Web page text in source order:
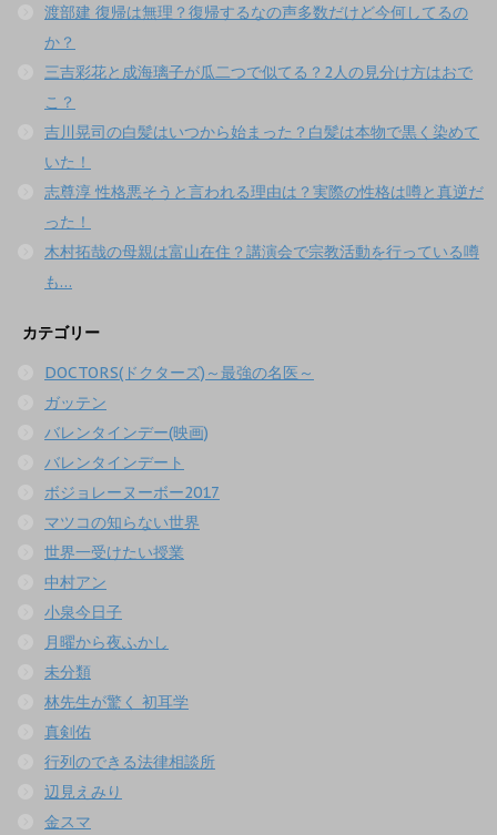
渡部建 復帰は無理？復帰するなの声多数だけど今何してるの
か？
三吉彩花と成海璃子が瓜二つで似てる？2人の見分け方はおで
こ？
吉川晃司の白髪はいつから始まった？白髪は本物で黒く染めて
いた！
志尊淳 性格悪そうと言われる理由は？実際の性格は噂と真逆だ
った！
木村拓哉の母親は富山在住？講演会で宗教活動を行っている噂
も…
カテゴリー
DOCTORS(ドクターズ)～最強の名医～
ガッテン
バレンタインデー(映画)
バレンタインデート
ボジョレーヌーボー2017
マツコの知らない世界
世界一受けたい授業
中村アン
小泉今日子
月曜から夜ふかし
未分類
林先生が驚く 初耳学
真剣佑
行列のできる法律相談所
辺見えみり
金スマ